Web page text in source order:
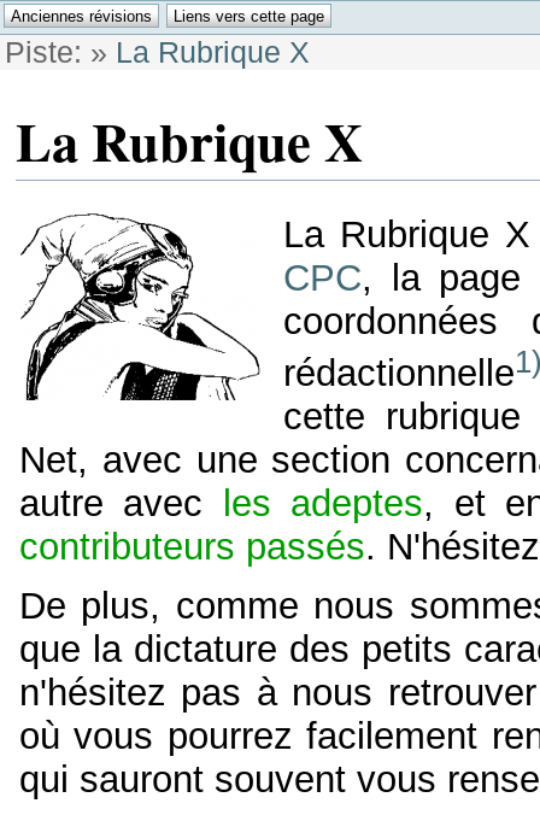
Piste: » La Rubrique X
La Rubrique X
La Rubrique
CPC, la page
rédactionnelle
cette
Net, avec une section
autre avec
les adeptes, et
contributeurs passés.
De plus, comme nous
que la dictature des petits
n'hésitez pas à nous
où vous pourrez facilement
qui sauront souvent vous